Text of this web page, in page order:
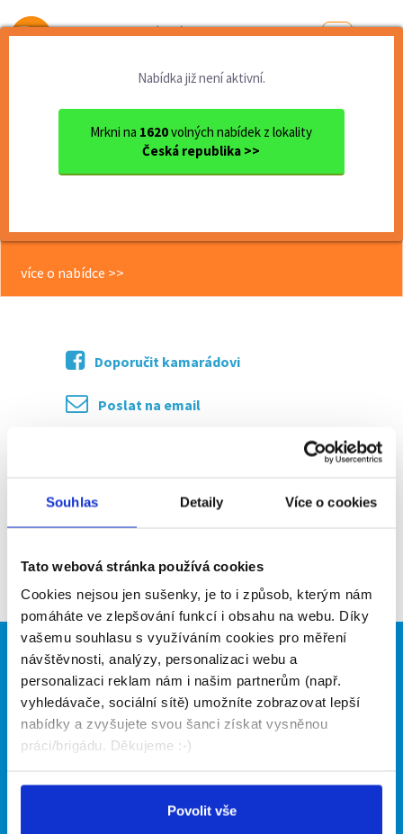
Souhlas Detaily Více o cookies
Tato webová stránka používá cookies
Cookies nejsou jen sušenky, je to i způsob, kterým nám
pomáháte ve zlepšování funkcí i obsahu na webu. Díky
vašemu souhlasu s využíváním cookies pro měření
návštěvnosti, analýzy, personalizaci webu a
personalizaci reklam nám i našim partnerům (např.
vyhledávače, sociální sítě) umožníte zobrazovat lepší
nabídky a zvyšujete svou šanci získat vysněnou
práci/brigádu. Děkujeme :-)
Povolit vše
Od první brigády
Nabídka již není aktivní.
Mrkni na 1620volných nabídek z lokality
Česká republika >>
Ostrava
<< Zpět
více o nabídce >>
Doporučit kamarádovi
Poslat na email
Zpět
Brigádníci
Články
Hledané brigády
Firmy
Vložit inzerát
Ceník
Naše další projekty